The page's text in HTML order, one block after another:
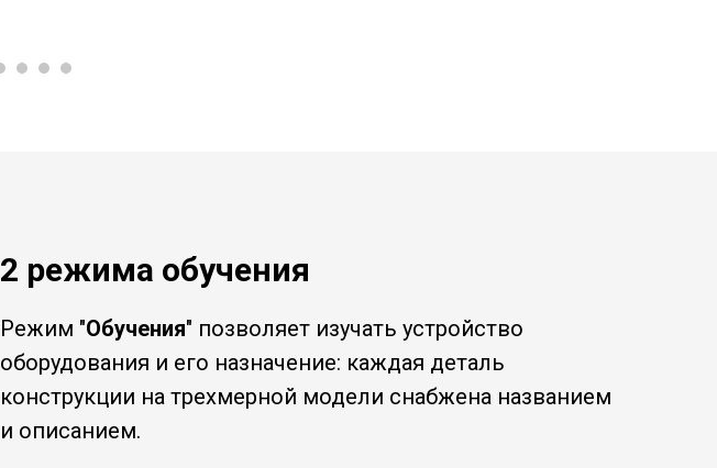
2 режима обучения
Режим "Обучения" позволяет изучать устройство
оборудования и его назначение: каждая деталь
конструкции на трехмерной модели снабжена названием
и описанием.